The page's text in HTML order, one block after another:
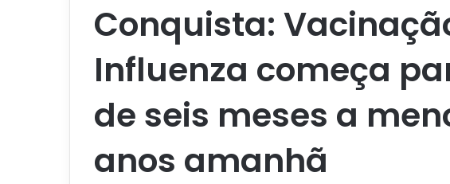
Conquista:
Influenza começa
de seis meses a
anos amanhã